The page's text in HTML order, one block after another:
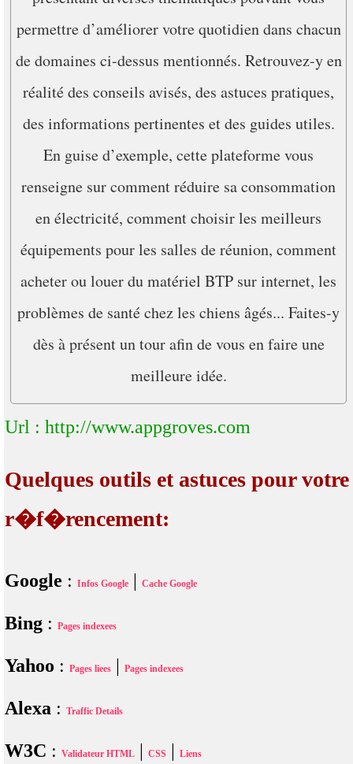
permettre d’améliorer votre quotidien dans chacun
de domaines ci-dessus mentionnés. Retrouvez-y en
réalité des conseils avisés, des astuces pratiques,
des informations pertinentes et des guides utiles.
En guise d’exemple, cette plateforme vous
renseigne sur comment réduire sa consommation
en électricité, comment choisir les meilleurs
équipements pour les salles de réunion, comment
acheter ou louer du matériel BTP sur internet, les
problèmes de santé chez les chiens âgés... Faites-y
dès à présent un tour afin de vous en faire une
meilleure idée.
Url : http://www.appgroves.com
Quelques outils et astuces pour votre
r�f�rencement:
Google : Infos Google Cache Google
Bing : Pages indexees
Yahoo : Pages liees Pages indexees
Alexa : Traffic Details
W3C : Validateur HTML CSS Liens